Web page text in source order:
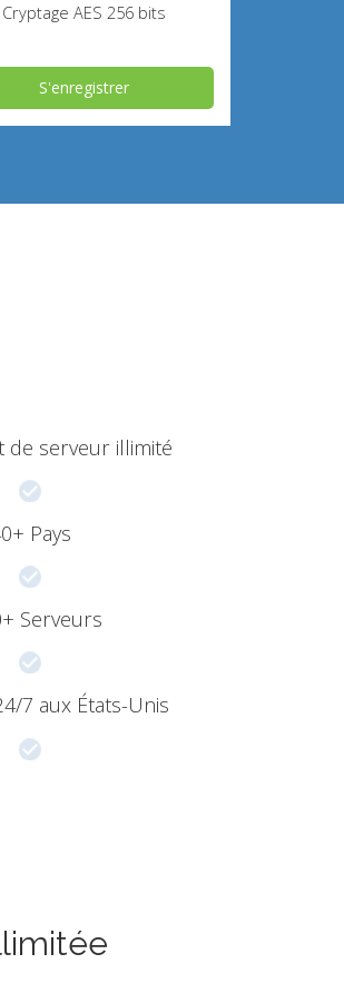
Cryptage AES 256 bits
S'enregistrer
de serveur illimité
Pays
Serveurs
7 aux États-Unis